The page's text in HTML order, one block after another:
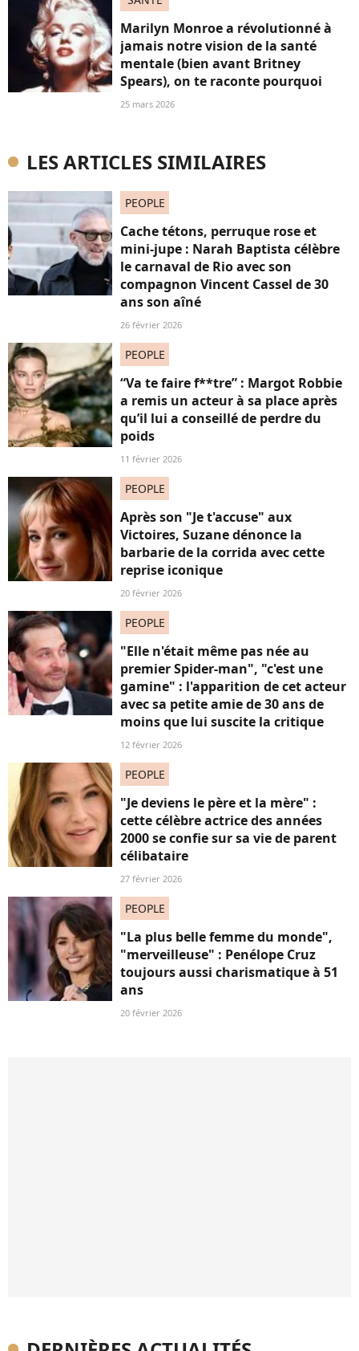
Marilyn Monroe a révolutionné à
jamais notre vision de la santé
mentale (bien avant Britney
Spears), on te raconte pourquoi
25 mars 2026
LES ARTICLES SIMILAIRES
PEOPLE
Cache tétons, perruque rose et
mini-jupe : Narah Baptista célèbre
le carnaval de Rio avec son
compagnon Vincent Cassel de 30
ans son aîné
26 février 2026
PEOPLE
“Va te faire f**tre” : Margot Robbie
a remis un acteur à sa place après
qu’il lui a conseillé de perdre du
poids
11 février 2026
PEOPLE
Après son "Je t'accuse" aux
Victoires, Suzane dénonce la
barbarie de la corrida avec cette
reprise iconique
20 février 2026
PEOPLE
"Elle n'était même pas née au
premier Spider-man", "c'est une
gamine" : l'apparition de cet acteur
avec sa petite amie de 30 ans de
moins que lui suscite la critique
12 février 2026
PEOPLE
"Je deviens le père et la mère" :
cette célèbre actrice des années
2000 se confie sur sa vie de parent
célibataire
27 février 2026
PEOPLE
"La plus belle femme du monde",
"merveilleuse" : Penélope Cruz
toujours aussi charismatique à 51
ans
20 février 2026